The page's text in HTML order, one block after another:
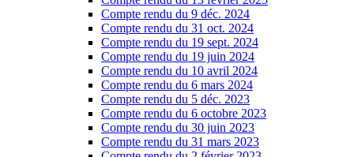
Compte rendu du 9 déc. 2024
Compte rendu du 31 oct. 2024
Compte rendu du 19 sept. 2024
Compte rendu du 19 juin 2024
Compte rendu du 10 avril 2024
Compte rendu du 6 mars 2024
Compte rendu du 5 déc. 2023
Compte rendu du 6 octobre 2023
Compte rendu du 30 juin 2023
Compte rendu du 31 mars 2023